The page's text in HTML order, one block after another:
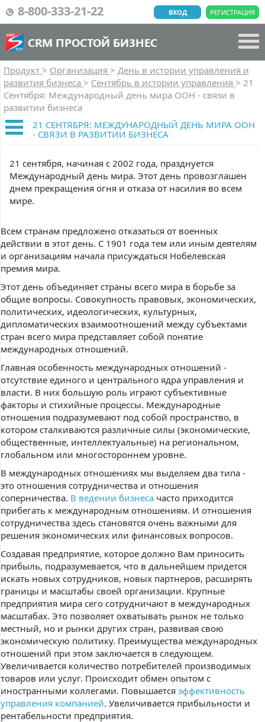
8-800-333-21-22 РЕГИСТРАЦИЯ
ВХОД
CRM ПРОСТОЙ БИЗНЕС
Продукт > Организация > День в истории управления и
развития бизнеса > Сентябрь в истории управления > 21
Cентября: Международный день мира ООН - связи в
развитии бизнеса
21 CЕНТЯБРЯ: МЕЖДУНАРОДНЫЙ ДЕНЬ МИРА ООН
- СВЯЗИ В РАЗВИТИИ БИЗНЕСА
21 сентября, начиная с 2002 года, празднуется
Международный день мира. Этот день провозглашен
днем прекращения огня и отказа от насилия во всем
мире.
Всем странам предложено отказаться от военных
действии в этот день. С 1901 года тем или иным деятелям
и организациям начала присуждаться Нобелевская
премия мира.
Этот день объединяет страны всего мира в борьбе за
общие вопросы. Совокупность правовых, экономических,
политических, идеологических, культурных,
дипломатических взаимоотношений между субъектами
стран всего мира представляет собой понятие
международных отношений.
Главная особенность международных отношений -
отсутствие единого и центрального ядра управления и
власти. В них большую роль играют субъективные
факторы и стихийные процессы. Международные
отношения подразумевают под собой пространство, в
котором сталкиваются различные силы (экономические,
общественные, интеллектуальные) на региональном,
глобальном или многостороннем уровне.
В международных отношениях мы выделяем два типа -
это отношения сотрудничества и отношения
соперничества. В ведении бизнеса часто приходится
прибегать к международным отношениям. И отношения
сотрудничества здесь становятся очень важными для
решения экономических или финансовых вопросов.
Создавая предприятие, которое должно Вам приносить
прибыль, подразумевается, что в дальнейшем придется
искать новых сотрудников, новых партнеров, расширять
границы и масштабы своей организации. Крупные
предприятия мира сего сотрудничают в международных
масштабах. Это позволяет охватывать рынок не только
местный, но и рынки других стран, развивая свою
экономическую политику. Преимущества международных
отношений при этом заключается в следующем.
Увеличивается количество потребителей производимых
товаров или услуг. Происходит обмен опытом с
иностранными коллегами. Повышается эффективность
управления компанией. Увеличивается прибыльности и
рентабельности предприятия.